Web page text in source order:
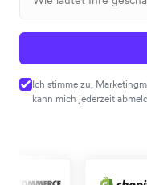
Ich stimme zu,
kann mich jederzeit